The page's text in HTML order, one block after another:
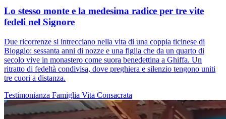
Lo stesso monte e la medesima radice per tre vite
fedeli nel Signore
Due ricorrenze si intrecciano nella vita di una coppia ticinese di
Bioggio: sessanta anni di nozze e una figlia che da un quarto di
secolo vive in monastero come suora benedettina a Ghiffa. Un
ritratto di fedeltà condivisa, dove preghiera e silenzio tengono uniti
tre cuori a distanza.
Testimonianza Famiglia Vita Consacrata